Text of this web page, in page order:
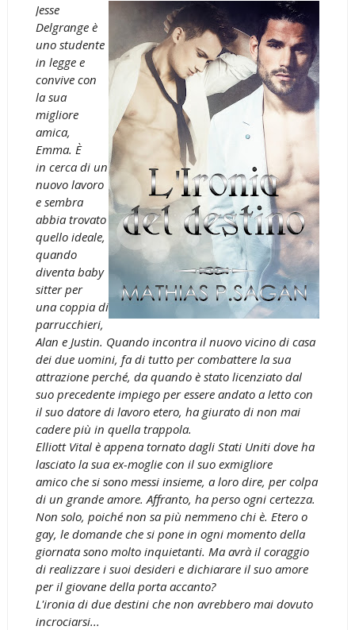
Jesse
Delgrange è
uno studente
in legge e
convive con
la sua
migliore
amica,
Emma. È
in cerca di un
nuovo lavoro
e sembra
abbia trovato
quello ideale,
quando
diventa baby
sitter per
una coppia di
parrucchieri,
Alan e Justin. Quando incontra il nuovo vicino di casa
dei due uomini, fa di tutto per combattere la sua
attrazione perché, da quando è stato licenziato dal
suo precedente impiego per essere andato a letto con
il suo datore di lavoro etero, ha giurato di non mai
cadere più in quella trappola.
Elliott Vital è appena tornato dagli Stati Uniti dove ha
lasciato la sua ex-moglie con il suo exmigliore
amico che si sono messi insieme, a loro dire, per colpa
di un grande amore. Affranto, ha perso ogni certezza.
Non solo, poiché non sa più nemmeno chi è. Etero o
gay, le domande che si pone in ogni momento della
giornata sono molto inquietanti. Ma avrà il coraggio
di realizzare i suoi desideri e dichiarare il suo amore
per il giovane della porta accanto?
L'ironia di due destini che non avrebbero mai dovuto
incrociarsi...